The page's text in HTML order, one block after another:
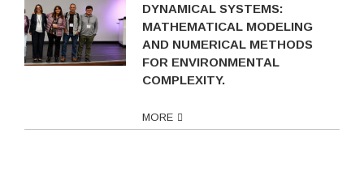
DYNAMICAL SYSTEMS:
MATHEMATICAL MODELING
AND NUMERICAL METHODS
FOR ENVIRONMENTAL
COMPLEXITY.
MORE